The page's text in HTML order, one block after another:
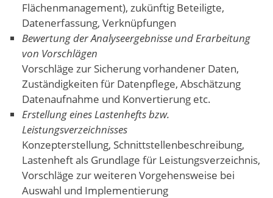
Flächenmanagement), zukünftig Beteiligte,
Datenerfassung, Verknüpfungen
Bewertung der Analyseergebnisse und Erarbeitung
von Vorschlägen
Vorschläge zur Sicherung vorhandener Daten,
Zuständigkeiten für Datenpflege, Abschätzung
Datenaufnahme und Konvertierung etc.
Erstellung eines Lastenhefts bzw.
Leistungsverzeichnisses
Konzepterstellung, Schnittstellenbeschreibung,
Lastenheft als Grundlage für Leistungsverzeichnis,
Vorschläge zur weiteren Vorgehensweise bei
Auswahl und Implementierung